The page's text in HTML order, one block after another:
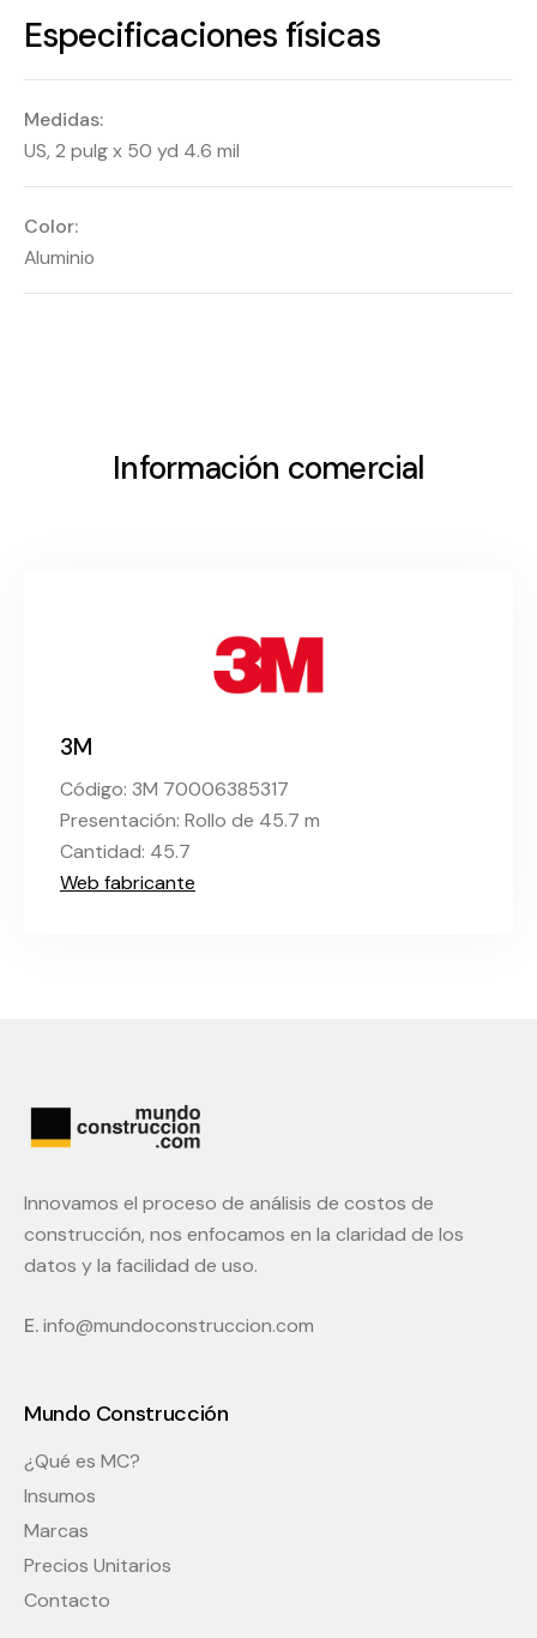
Especificaciones físicas
Medidas:
US, 2 pulg x 50 yd 4.6 mil
Color:
Aluminio
Información comercial
3M
Código: 3M 70006385317
Presentación: Rollo de 45.7 m
Cantidad: 45.7
Web fabricante
Innovamos el proceso de análisis de costos de
construcción, nos enfocamos en la claridad de los
datos y la facilidad de uso.
E.info@mundoconstruccion.com
Mundo Construcción
¿Qué es MC?
Insumos
Marcas
Precios Unitarios
Contacto